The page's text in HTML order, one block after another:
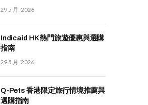
29 5 月, 2026
Indicaid HK 熱門旅遊優惠與選購
指南
29 5 月, 2026
Q-Pets 香港限定旅行情境推薦與
選購指南